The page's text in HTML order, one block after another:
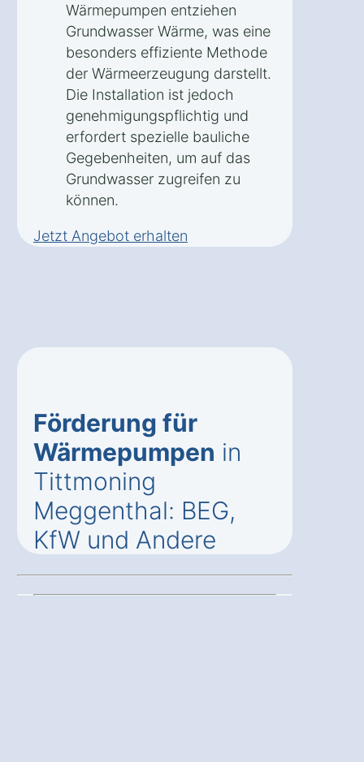
Wärmepumpen entziehen
Grundwasser Wärme, was eine
besonders effiziente Methode
der Wärmeerzeugung darstellt.
Die Installation ist jedoch
genehmigungspflichtig und
erfordert spezielle bauliche
Gegebenheiten, um auf das
Grundwasser zugreifen zu
können.
Jetzt Angebot erhalten
Förderung für
Wärmepumpen in
Tittmoning
Meggenthal: BEG,
KfW und Andere